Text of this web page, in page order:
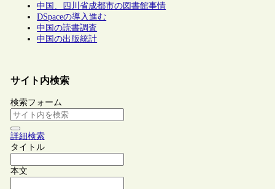
中国、四川省成都市の図書館事情
DSpaceの導入進む
中国の読書調査
中国の出版統計
サイト内検索
検索フォーム
詳細検索
タイトル
本文